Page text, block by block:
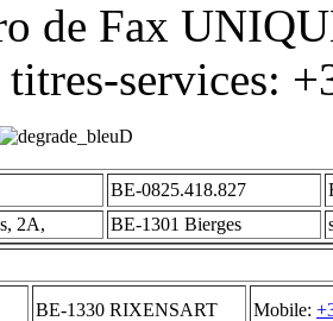
de Fax
titres-services:
BE-0825.418.827
2A,
BE-1301 Bierges
BE-1330 RIXENSART Mobile: